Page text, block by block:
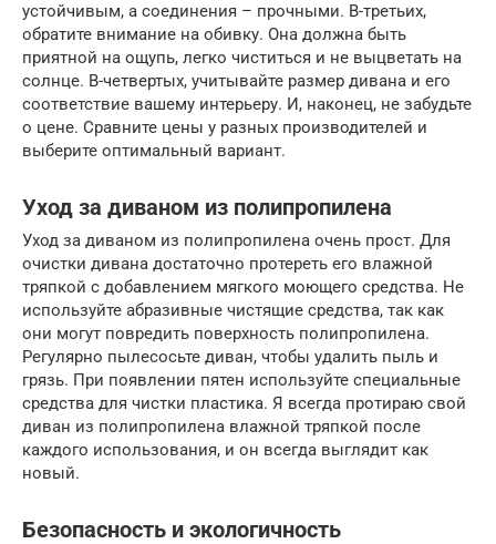
устойчивым, а соединения – прочными. В-третьих,
обратите внимание на обивку. Она должна быть
приятной на ощупь, легко чиститься и не выцветать на
солнце. В-четвертых, учитывайте размер дивана и его
соответствие вашему интерьеру. И, наконец, не забудьте
о цене. Сравните цены у разных производителей и
выберите оптимальный вариант.
Уход за диваном из полипропилена
Уход за диваном из полипропилена очень прост. Для
очистки дивана достаточно протереть его влажной
тряпкой с добавлением мягкого моющего средства. Не
используйте абразивные чистящие средства, так как
они могут повредить поверхность полипропилена.
Регулярно пылесосьте диван, чтобы удалить пыль и
грязь. При появлении пятен используйте специальные
средства для чистки пластика. Я всегда протираю свой
диван из полипропилена влажной тряпкой после
каждого использования, и он всегда выглядит как
новый.
Безопасность и экологичность